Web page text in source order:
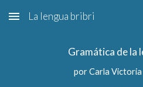
Skip to main content
La lengua bribri
Gramática de la
por Carla